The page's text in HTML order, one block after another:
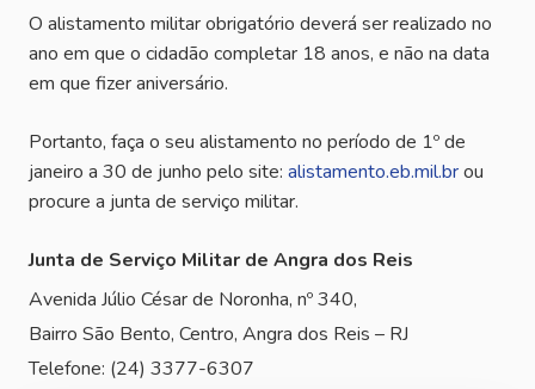
O alistamento militar obrigatório deverá ser realizado no
ano em que o cidadão completar 18 anos, e não na data
em que fizer aniversário.
Portanto, faça o seu alistamento no período de 1º de
janeiro a 30 de junho pelo site: alistamento.eb.mil.brou
procure a junta de serviço militar.
Junta de Serviço Militar de Angra dos Reis
Avenida Júlio César de Noronha, nº 340,
Bairro São Bento, Centro, Angra dos Reis – RJ
Telefone: (24) 3377-6307